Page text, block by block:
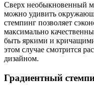
Сверх необыкновенный
можно удивить
стемпинг позволяет
максимально
быть яркими и
этом случае смотрится
дизайном.
Градиентный